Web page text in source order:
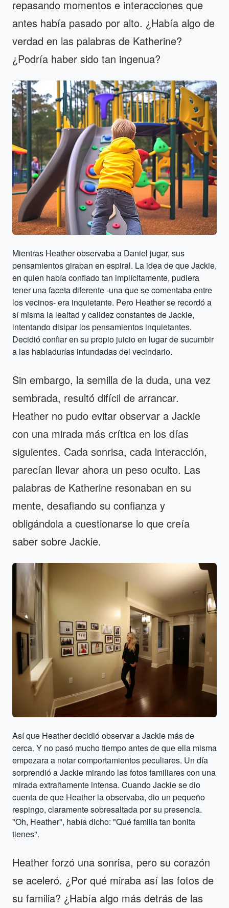
repasando momentos e interacciones que
antes había pasado por alto. ¿Había algo de
verdad en las palabras de Katherine?
¿Podría haber sido tan ingenua?
Mientras Heather observaba a Daniel jugar, sus
pensamientos giraban en espiral. La idea de que Jackie,
en quien había confiado tan implícitamente, pudiera
tener una faceta diferente -una que se comentaba entre
los vecinos- era inquietante. Pero Heather se recordó a
sí misma la lealtad y calidez constantes de Jackie,
intentando disipar los pensamientos inquietantes.
Decidió confiar en su propio juicio en lugar de sucumbir
a las habladurías infundadas del vecindario.
Sin embargo, la semilla de la duda, una vez
sembrada, resultó difícil de arrancar.
Heather no pudo evitar observar a Jackie
con una mirada más crítica en los días
siguientes. Cada sonrisa, cada interacción,
parecían llevar ahora un peso oculto. Las
palabras de Katherine resonaban en su
mente, desafiando su confianza y
obligándola a cuestionarse lo que creía
saber sobre Jackie.
Así que Heather decidió observar a Jackie más de
cerca. Y no pasó mucho tiempo antes de que ella misma
empezara a notar comportamientos peculiares. Un día
sorprendió a Jackie mirando las fotos familiares con una
mirada extrañamente intensa. Cuando Jackie se dio
cuenta de que Heather la observaba, dio un pequeño
respingo, claramente sobresaltada por su presencia.
"Oh, Heather", había dicho: "Qué familia tan bonita
tienes".
Heather forzó una sonrisa, pero su corazón
se aceleró. ¿Por qué miraba así las fotos de
su familia? ¿Había algo más detrás de las